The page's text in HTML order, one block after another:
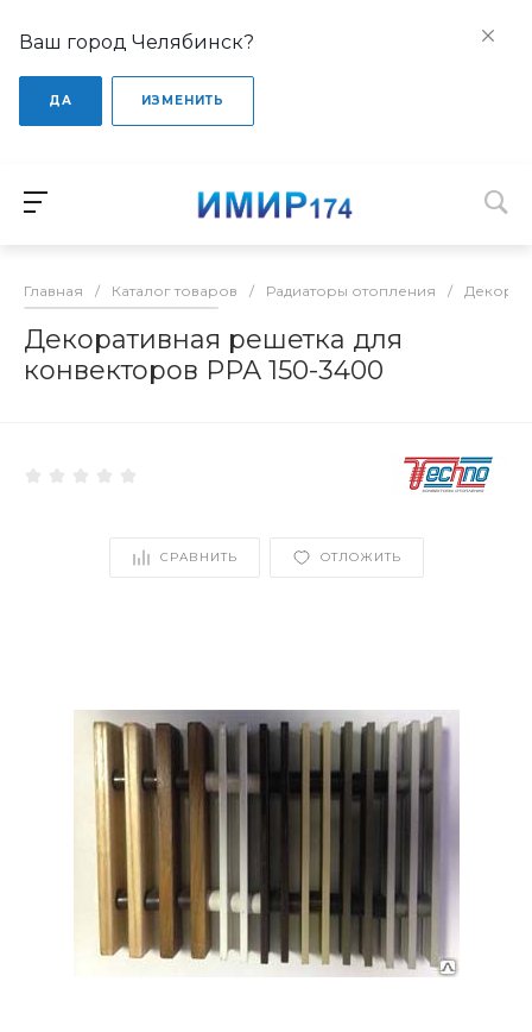
Ваш город Челябинск?
ДА ИЗМЕНИТЬ
Главная / Каталог товаров / Радиаторы отопления /
Декоративная решетка для
конвекторов РРА 150-3400
СРАВНИТЬ ОТЛОЖИТЬ